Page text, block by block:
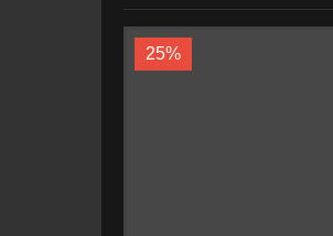
25%